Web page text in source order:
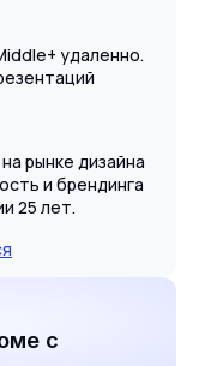
удаленно.
рынке дизайна
и брендинга
25 лет.
с